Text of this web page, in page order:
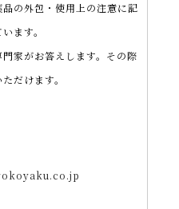
の外包・使用上の注意に記
ます。
家がお答えします。その際
だけます。